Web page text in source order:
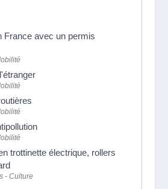
France avec un permis
trottinette électrique, rollers
- Culture